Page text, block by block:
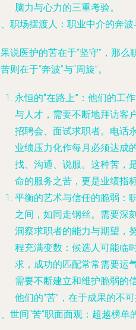
脑力与心力的三重考验。
职场摆渡人：职业中介的奔波
说医护的苦在于“坚守”，那
则在于“奔波”与“周旋”。
永恒的“在路上” ：他们的工
与人才，需要不断地拜访客
招聘会、面试求职者。电话
业绩压力化作每月必须达成
找、沟通、说服。这种苦，
命的服务之苦，更是业绩指
平衡的艺术与信任的脆弱 ：
之间，如同走钢丝。需要深
洞察求职者的能力与期望，
程充满变数：候选人可能临
求，成功的匹配常常需要运
需要不断建立和维护脆弱的
他们的“苦”，在于成果的不
世间“苦”职面面观：超越榜单